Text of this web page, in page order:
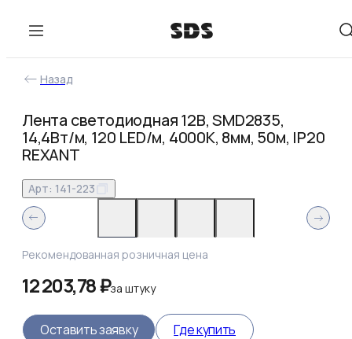
Назад
Лента светодиодная 12В, SMD2835,
14,4Вт/м, 120 LED/м, 4000K, 8мм, 50м, IP20
REXANT
Арт: 141-223
Рекомендованная розничная цена
12 203,78 ₽заштуку
Оставить заявку Где купить